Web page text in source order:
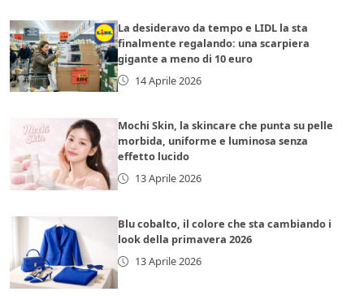
La desideravo da tempo e LIDL la sta
finalmente regalando: una scarpiera
gigante a meno di 10 euro
14 Aprile 2026
Mochi Skin, la skincare che punta su pelle
morbida, uniforme e luminosa senza
effetto lucido
13 Aprile 2026
Blu cobalto, il colore che sta cambiando i
look della primavera 2026
13 Aprile 2026